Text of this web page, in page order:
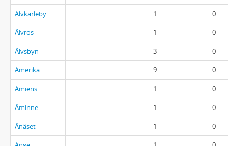
Älvkarleby 1 0
Älvros 1 0
Älvsbyn 3 0
Amerika 9 0
Amiens 1 0
Åminne 1 0
Ånäset 1 0